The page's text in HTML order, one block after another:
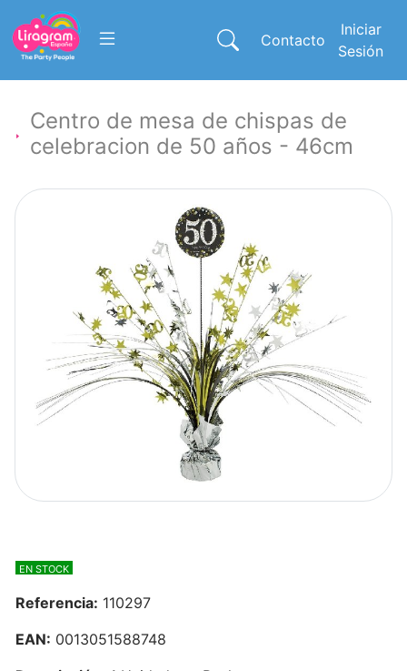
Contacto
Iniciar
Sesión
Centro de mesa de chispas de
celebracion de 50 años - 46cm
EN STOCK
Referencia: 110297
EAN: 0013051588748